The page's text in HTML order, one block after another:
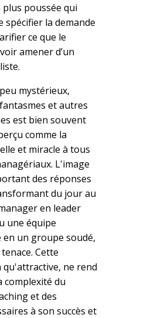
plus poussée qui
la demande
ce que le
amener d’un
mystérieux,
et autres
est bien souvent
comme la
et miracle à tous
L'image
des réponses
du jour au
en leader
une équipe
un groupe soudé,
Cette
qu'attractive, ne rend
complexité du
et des
à son succès et